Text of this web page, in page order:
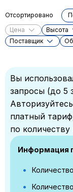
Цена Высота
Поставщик
Отсортировано
Вы
запросы (до 5
платный
по
Информация